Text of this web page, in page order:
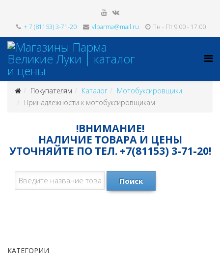
+ 7 (81153) 3-71-20 vlparma@mail.ru Пн - Пт 9:00 - 17:00
Покупателям Каталог
Мотобуксировщики
Принадлежности к мотобуксировщикам
!ВНИМАНИЕ!
НАЛИЧИЕ ТОВАРА И ЦЕНЫ
УТОЧНЯЙТЕ ПО ТЕЛ. +7(81153) 3-71-20!
Поиск
КАТЕГОРИИ